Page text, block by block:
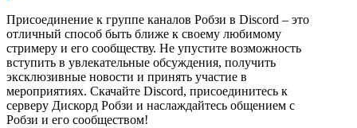
Присоединение к группе каналов Робзи в Discord – это
отличный способ быть ближе к своему любимому
стримеру и его сообществу. Не упустите возможность
вступить в увлекательные обсуждения, получить
эксклюзивные новости и принять участие в
мероприятиях. Скачайте Discord, присоединитесь к
серверу Дискорд Робзи и наслаждайтесь общением с
Робзи и его сообществом!